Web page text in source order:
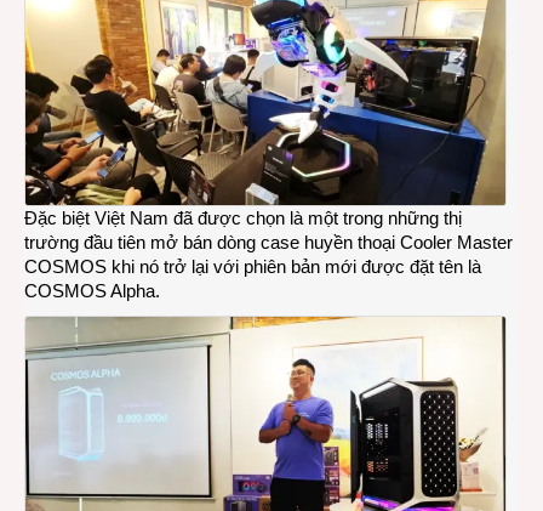
Đặc biệt Việt Nam đã được chọn là một trong những thị
trường đầu tiên mở bán dòng case huyền thoại Cooler Master
COSMOS khi nó trở lại với phiên bản mới được đặt tên là
COSMOS Alpha.